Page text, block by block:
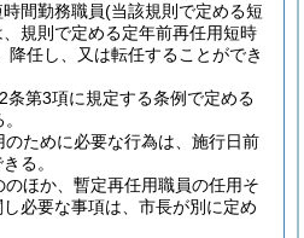
間勤務職員(当該規則で定める短
規則で定める定年前再任用短時
降任し、又は転任することができ
条第3項に規定する条例で定める
ために必要な行為は、施行日前
る。
のほか、暫定再任用職員の任用そ
必要な事項は、市長が別に定め